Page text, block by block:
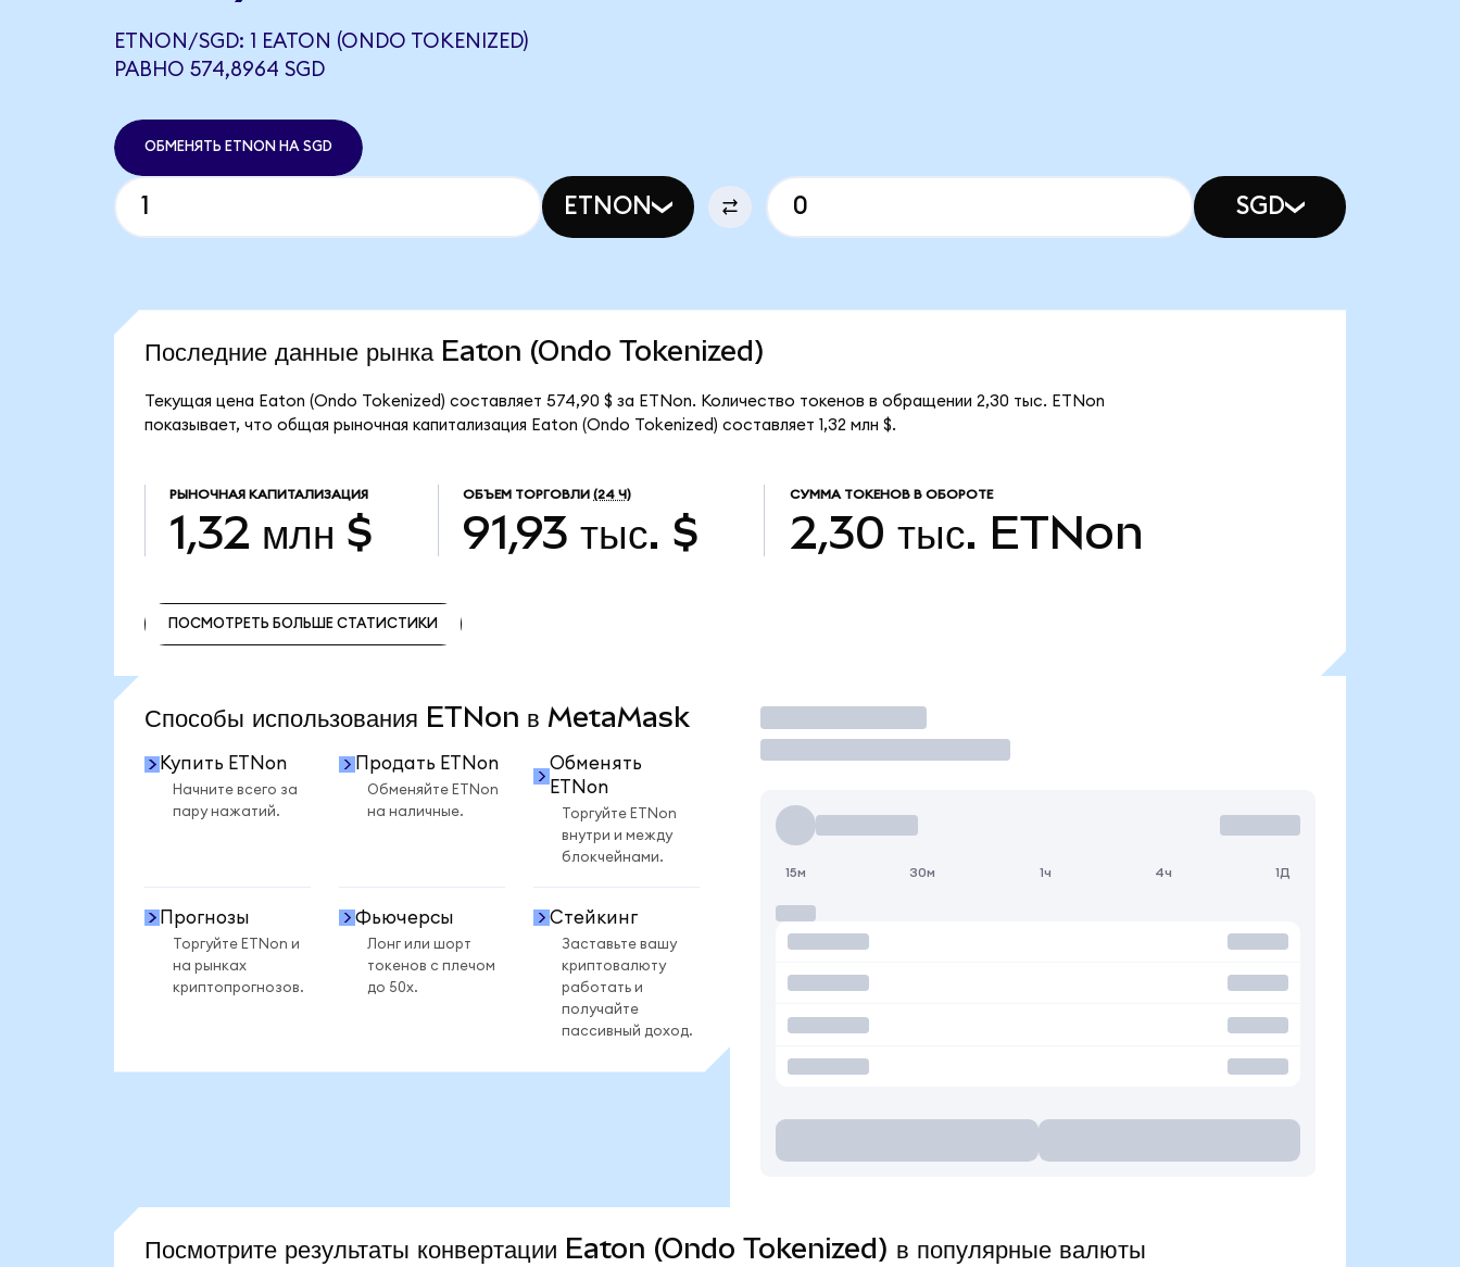
ETNON/SGD: 1 EATON (ONDO TOKENIZED)
РАВНО 574,8964 SGD
ОБМЕНЯТЬ ETNON НА SGD
ETNON SGD
Последние данные рынка Eaton (Ondo Tokenized)
Текущая цена Eaton (Ondo Tokenized) составляет 574,90 $ за ETNon. Количество токенов в обращении 2,30 тыс. ETNon
показывает, что общая рыночная капитализация Eaton (Ondo Tokenized) составляет 1,32 млн $.
РЫНОЧНАЯ КАПИТАЛИЗАЦИЯ
1,32 млн $
ОБЪЕМ ТОРГОВЛИ (24 Ч)
91,93 тыс. $
СУММА ТОКЕНОВ В ОБОРОТЕ
2,30 тыс. ETNon
ПОСМОТРЕТЬ БОЛЬШЕ СТАТИСТИКИ
Способы использования ETNon в MetaMask
Купить ETNon
Начните всего за
пару нажатий.
Продать ETNon
Обменяйте ETNon
на наличные.
Обменять
ETNon
Торгуйте ETNon
внутри и между
блокчейнами.
Прогнозы
Торгуйте ETNon и
на рынках
криптопрогнозов.
Фьючерсы
Лонг или шорт
токенов с плечом
до 50x.
Стейкинг
Заставьте вашу
криптовалюту
работать и
получайте
пассивный доход.
Торговать
15м 30м 1ч 4ч 1Д
Посмотрите результаты конвертации Eaton (Ondo Tokenized) в популярные валюты